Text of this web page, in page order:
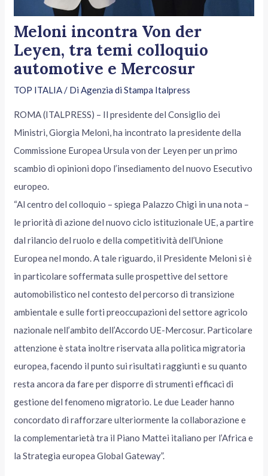
Meloni incontra Von der
Leyen, tra temi colloquio
automotive e Mercosur
TOP ITALIA/ DiAgenzia di Stampa Italpress
ROMA (ITALPRESS) – Il presidente del Consiglio dei
Ministri, Giorgia Meloni, ha incontrato la presidente della
Commissione Europea Ursula von der Leyen per un primo
scambio di opinioni dopo l’insediamento del nuovo Esecutivo
europeo.
“Al centro del colloquio – spiega Palazzo Chigi in una nota –
le priorità di azione del nuovo ciclo istituzionale UE, a partire
dal rilancio del ruolo e della competitività dell’Unione
Europea nel mondo. A tale riguardo, il Presidente Meloni si è
in particolare soffermata sulle prospettive del settore
automobilistico nel contesto del percorso di transizione
ambientale e sulle forti preoccupazioni del settore agricolo
nazionale nell’ambito dell’Accordo UE-Mercosur. Particolare
attenzione è stata inoltre riservata alla politica migratoria
europea, facendo il punto sui risultati raggiunti e su quanto
resta ancora da fare per disporre di strumenti efficaci di
gestione del fenomeno migratorio. Le due Leader hanno
concordato di rafforzare ulteriormente la collaborazione e
la complementarietà tra il Piano Mattei italiano per l’Africa e
la Strategia europea Global Gateway”.